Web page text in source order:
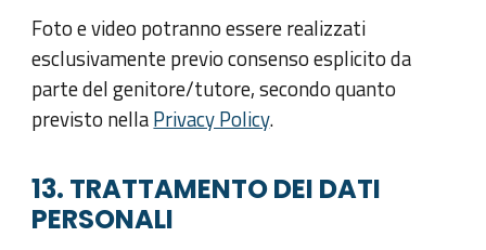
Foto e video potranno essere realizzati
esclusivamente previo consenso esplicito da
parte del genitore/tutore, secondo quanto
previsto nellaPrivacy Policy.
13. TRATTAMENTO DEI DATI
PERSONALI